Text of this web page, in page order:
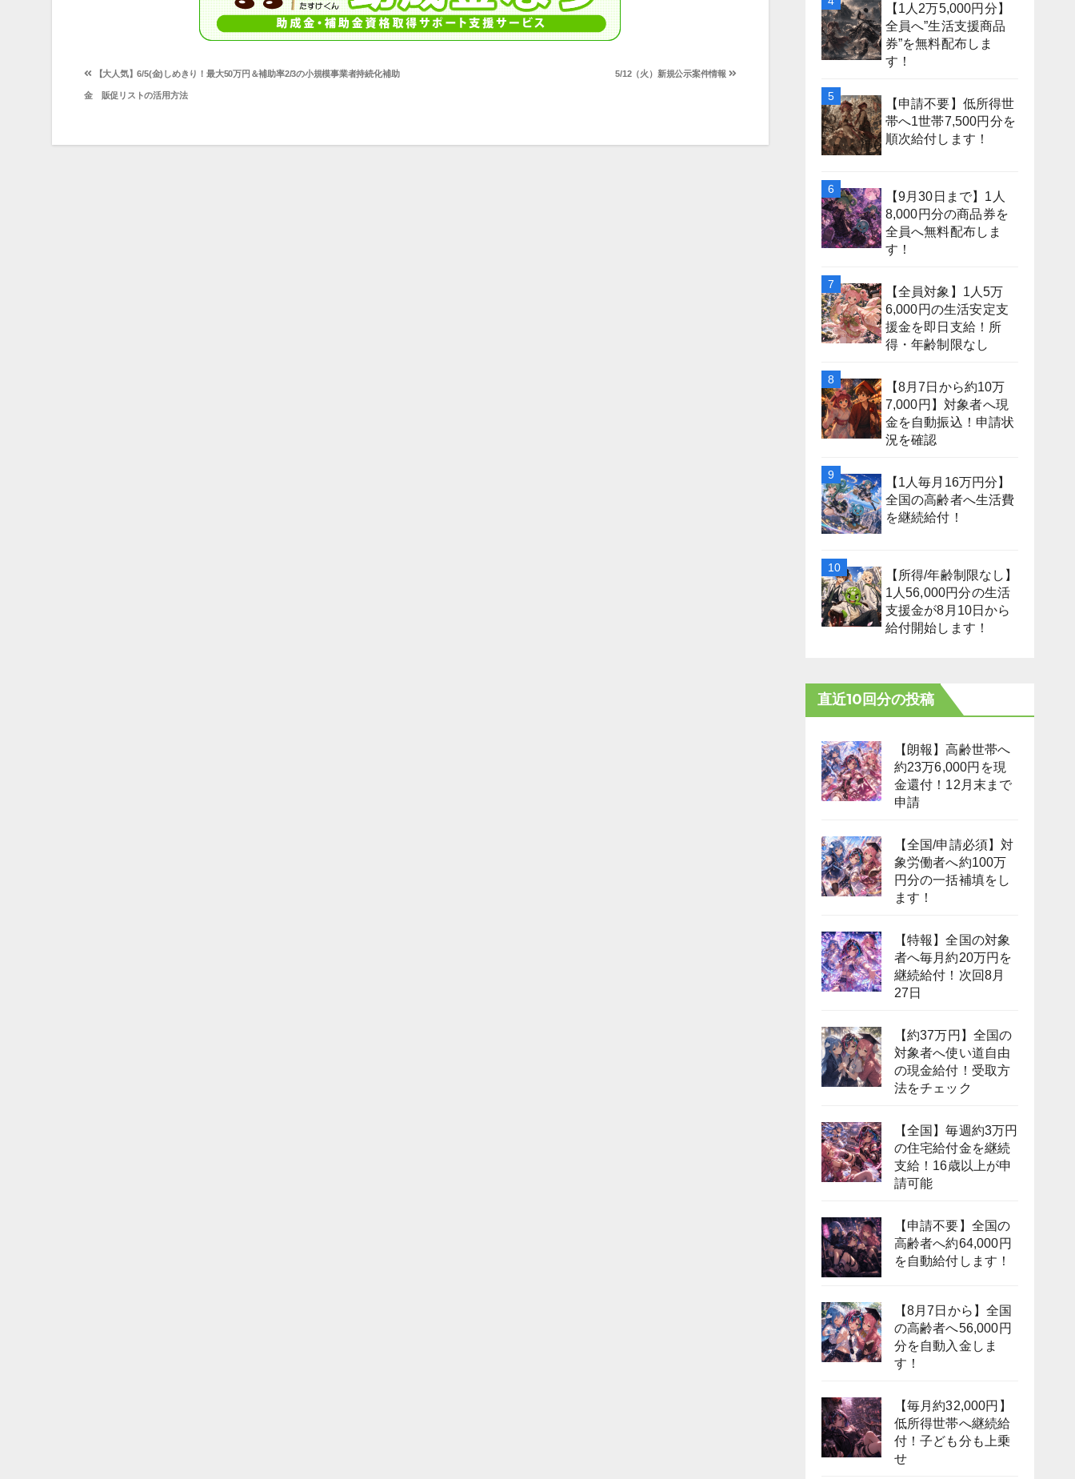
投
稿
ビ
5/12（火）新規公示案件情報
【大人気】6/5(金)しめきり！最大50万円＆補助率2/3の小規模事業者持続化補助
金 販促リストの活用方法
【1人2万5,000円分】
全員へ”生活支援商品
券”を無料配布しま
す！
【申請不要】低所得世
帯へ1世帯7,500円分を
順次給付します！
【9月30日まで】1人
8,000円分の商品券を
全員へ無料配布しま
す！
【全員対象】1人5万
6,000円の生活安定支
援金を即日支給！所
得・年齢制限なし
【8月7日から約10万
7,000円】対象者へ現
金を自動振込！申請状
況を確認
【1人毎月16万円分】
全国の高齢者へ生活費
を継続給付！
【所得/年齢制限なし】
1人56,000円分の生活
支援金が8月10日から
給付開始します！
直近10回分の投稿
【朗報】高齢世帯へ
約23万6,000円を現
金還付！12月末まで
申請
【全国/申請必須】対
象労働者へ約100万
円分の一括補填をし
ます！
【特報】全国の対象
者へ毎月約20万円を
継続給付！次回8月
27日
【約37万円】全国の
対象者へ使い道自由
の現金給付！受取方
法をチェック
【全国】毎週約3万円
の住宅給付金を継続
支給！16歳以上が申
請可能
【申請不要】全国の
高齢者へ約64,000円
を自動給付します！
【8月7日から】全国
の高齢者へ56,000円
分を自動入金しま
す！
【毎月約32,000円】
低所得世帯へ継続給
付！子ども分も上乗
せ